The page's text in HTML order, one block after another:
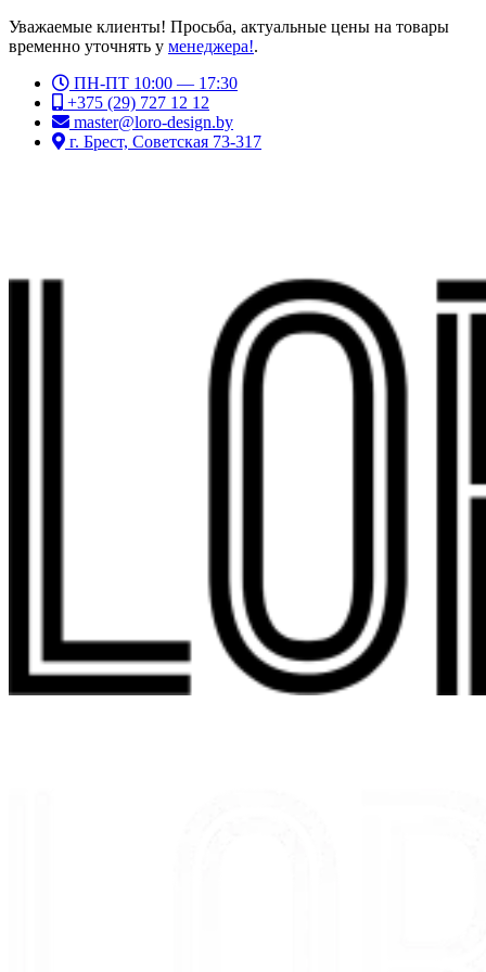
Уважаемые клиенты! Просьба, актуальные цены на товары
временно уточнять у менеджера!.
ПН-ПТ 10:00 — 17:30
+375 (29) 727 12 12
master@loro-design.by
г. Брест, Советская 73-317